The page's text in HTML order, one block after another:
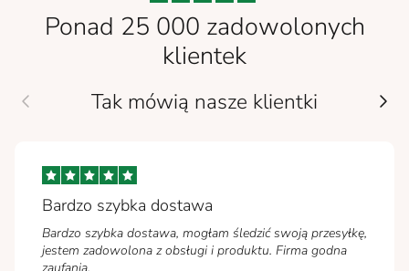
Ponad 25 000 zadowolonych
klientek
Tak mówią nasze klientki
Bardzo szybka dostawa
Bardzo szybka dostawa, mogłam śledzić swoją przesyłkę,
jestem zadowolona z obsługi i produktu. Firma godna